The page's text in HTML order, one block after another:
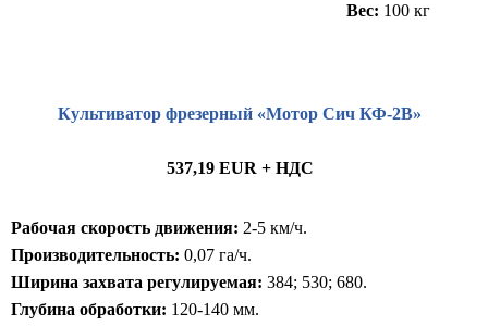
Вес: 100 кг
Культиватор фрезерный «Мотор Сич КФ-2В»
537,19 EUR + НДС
Рабочая скорость движения: 2-5 км/ч.
Производительность: 0,07 га/ч.
Ширина захвата регулируемая: 384; 530; 680.
Глубина обработки: 120-140 мм.